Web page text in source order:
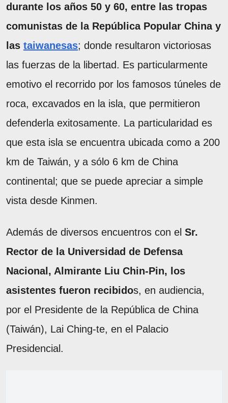
durante los años 50 y 60, entre las tropas
comunistas de la República Popular China y
las taiwanesas; donde resultaron victoriosas
las fuerzas de la libertad. Es particularmente
emotivo el recorrido por los famosos túneles de
roca, excavados en la isla, que permitieron
defenderla exitosamente. La particularidad es
que esta isla se encuentra ubicada como a 200
km de Taiwán, y a sólo 6 km de China
continental; que se puede apreciar a simple
vista desde Kinmen.
Además de diversos encuentros con el Sr.
Rector de la Universidad de Defensa
Nacional, Almirante Liu Chin-Pin, los
asistentes fueron recibidos, en audiencia,
por el Presidente de la República de China
(Taiwán), Lai Ching-te, en el Palacio
Presidencial.